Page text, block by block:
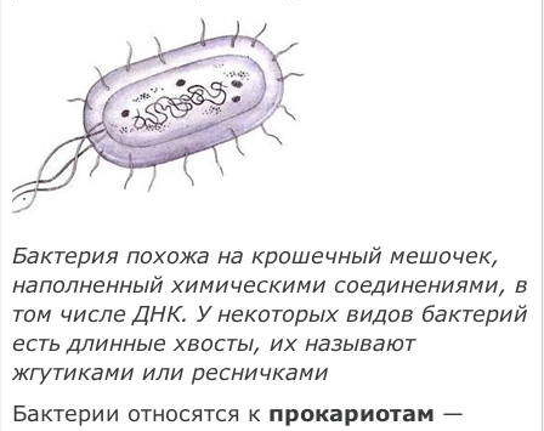
Бактерия похожа на крошечный мешочек,
наполненный химическими соединениями, в
том числе ДНК. У некоторых видов бактерий
есть длинные хвосты, их называют
жгутиками или ресничками
Бактерии относятся к прокариотам —